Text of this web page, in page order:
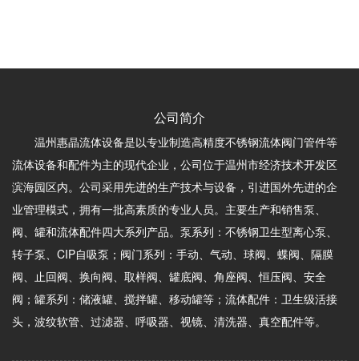
公司简介
温州惠晶流体设备是以专业制造高精度不锈钢流体阀门管件等
流体设备和配件为主的现代企业，公司位于温州市经济技术开发区
滨海园区内。公司采用先进的生产技术与设备，引进国外先进的企
业管理模式，拥有一批高素质的专业人员。主要生产和销售泵、
阀、罐和流体配件四大系列产品。泵系列：不锈钢卫生型离心泵、
转子泵、CIP自吸泵；阀门系列：手动、气动、球阀、蝶阀、隔膜
阀、止回阀、换向阀、取样阀、罐底阀、角座阀、恒压阀、安全
阀；罐系列：储液罐、搅拌罐、移动罐等；流体配件：卫生级活接
头，波纹软管、过滤器、呼吸器、视镜、清洗器、真空配件等。